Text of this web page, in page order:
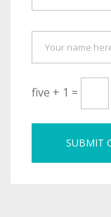
five + 1 =